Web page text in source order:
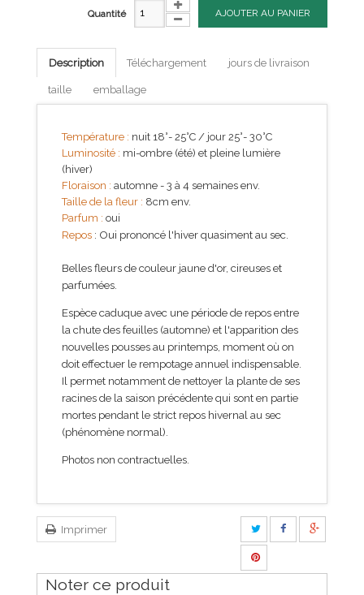
AJOUTER AU PANIER
Quantité
Description Téléchargement jours de livraison
taille emballage
Température : nuit 18°- 25°C / jour 25°- 30°C
Luminosité : mi-ombre (été) et pleine lumière
(hiver)
Floraison : automne - 3 à 4 semaines env.
Taille de la fleur : 8cm env.
Parfum : oui
Repos : Oui prononcé l'hiver quasiment au sec.
Belles fleurs de couleur jaune d'or, cireuses et
parfumées.
Espèce caduque avec une période de repos entre
la chute des feuilles (automne) et l'apparition des
nouvelles pousses au printemps, moment où on
doit effectuer le rempotage annuel indispensable.
Il permet notamment de nettoyer la plante de ses
racines de la saison précédente qui sont en partie
mortes pendant le strict repos hivernal au sec
(phénomène normal).
Photos non contractuelles.
Imprimer
Noter ce produit